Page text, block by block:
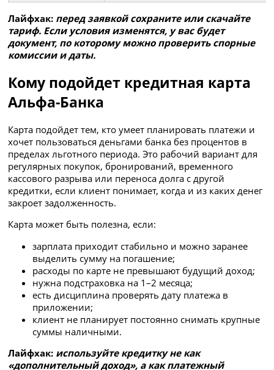
Лайфхак: перед заявкой сохраните или скачайте
тариф. Если условия изменятся, у вас будет
документ, по которому можно проверить спорные
комиссии и даты.
Кому подойдет кредитная карта
Альфа-Банка
Карта подойдет тем, кто умеет планировать платежи и
хочет пользоваться деньгами банка без процентов в
пределах льготного периода. Это рабочий вариант для
регулярных покупок, бронирований, временного
кассового разрыва или переноса долга с другой
кредитки, если клиент понимает, когда и из каких денег
закроет задолженность.
Карта может быть полезна, если:
зарплата приходит стабильно и можно заранее
выделить сумму на погашение;
расходы по карте не превышают будущий доход;
нужна подстраховка на 1–2 месяца;
есть дисциплина проверять дату платежа в
приложении;
клиент не планирует постоянно снимать крупные
суммы наличными.
Лайфхак: используйте кредитку не как
«дополнительный доход», а как платежный